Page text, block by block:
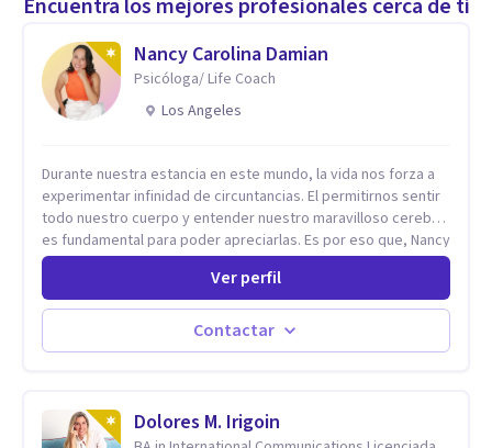
Encuentra los mejores profesionales cerca de ti
Nancy Carolina Damian
Psicóloga/ Life Coach
Los Angeles
Durante nuestra estancia en este mundo, la vida nos forza a
experimentar infinidad de circuntancias. El permitirnos sentir
todo nuestro cuerpo y entender nuestro maravilloso cerebro,
es fundamental para poder apreciarlas. Es por eso que, Nancy
Damian esta dispuesta a brindarte una mano amiga atravez de
herramientas fundamentales para crecer y fortalecer tu
mente, alma y SER. El cómo percibimos y manejamos
nuestros diarios sucesos es el detonator que nos lleva al
resultado de efectos impactantes que se nos quedaran
es derecho de toda la GENTE.
Ver perfil
Contactar
Dolores M. Irigoin